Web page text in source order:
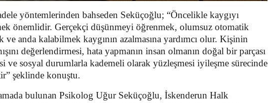
yöntemlerinden bahseden Seküçoğlu; “Öncelikle kaygıyı
önemlidir. Gerçekçi düşünmeyi öğrenmek, olumsuz otomatik
ve anda kalabilmek kaygının azalmasına yardımcı olur. Kişinin
değerlendirmesi, hata yapmanın insan olmanın doğal bir parçası
ve sosyal durumlarla kademeli olarak yüzleşmesi iyileşme sürecinde
şeklinde konuştu.
bulunan Psikolog Uğur Seküçoğlu, İskenderun Halk